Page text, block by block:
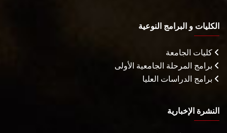
الكليات و البرامج النوعية
كليات الجامعة
برامج المرحلة الجامعية الأولى
برامج الدراسات العليا
النشرة الإخبارية